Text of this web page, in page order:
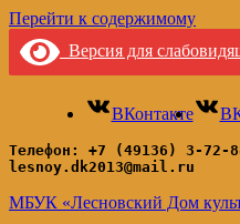
Перейти к содержимому
Версия для
ВКонтакте
Телефон: +7 (49136) 3-72-
lesnoy.dk2013@mail.ru
МБУК «Лесновский Дом